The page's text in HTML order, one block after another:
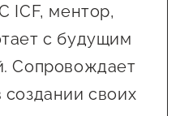
ICF, ментор,
с будущим
Сопровождает
своих